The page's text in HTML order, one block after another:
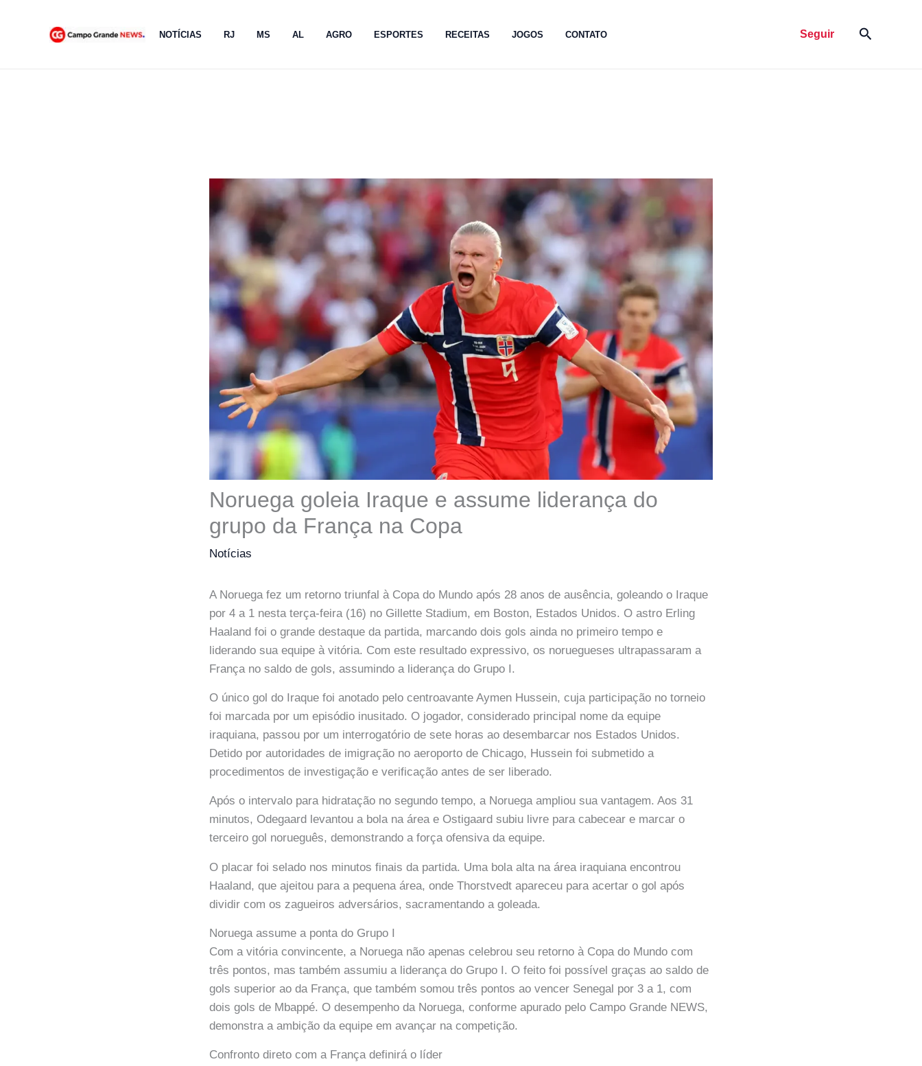
NOTÍCIAS RJ MS AL AGRO ESPORTES RECEITAS JOGOS CONTATO Seguir Pesquisar
Noruega goleia Iraque e assume liderança do
grupo da França na Copa
Notícias
A Noruega fez um retorno triunfal à Copa do Mundo após 28 anos de ausência, goleando o Iraque
por 4 a 1 nesta terça-feira (16) no Gillette Stadium, em Boston, Estados Unidos. O astro Erling
Haaland foi o grande destaque da partida, marcando dois gols ainda no primeiro tempo e
liderando sua equipe à vitória. Com este resultado expressivo, os noruegueses ultrapassaram a
França no saldo de gols, assumindo a liderança do Grupo I.
O único gol do Iraque foi anotado pelo centroavante Aymen Hussein, cuja participação no torneio
foi marcada por um episódio inusitado. O jogador, considerado principal nome da equipe
iraquiana, passou por um interrogatório de sete horas ao desembarcar nos Estados Unidos.
Detido por autoridades de imigração no aeroporto de Chicago, Hussein foi submetido a
procedimentos de investigação e verificação antes de ser liberado.
Após o intervalo para hidratação no segundo tempo, a Noruega ampliou sua vantagem. Aos 31
minutos, Odegaard levantou a bola na área e Ostigaard subiu livre para cabecear e marcar o
terceiro gol norueguês, demonstrando a força ofensiva da equipe.
O placar foi selado nos minutos finais da partida. Uma bola alta na área iraquiana encontrou
Haaland, que ajeitou para a pequena área, onde Thorstvedt apareceu para acertar o gol após
dividir com os zagueiros adversários, sacramentando a goleada.
Noruega assume a ponta do Grupo I
Com a vitória convincente, a Noruega não apenas celebrou seu retorno à Copa do Mundo com
três pontos, mas também assumiu a liderança do Grupo I. O feito foi possível graças ao saldo de
gols superior ao da França, que também somou três pontos ao vencer Senegal por 3 a 1, com
dois gols de Mbappé. O desempenho da Noruega, conforme apurado pelo Campo Grande NEWS,
demonstra a ambição da equipe em avançar na competição.
Confronto direto com a França definirá o líder